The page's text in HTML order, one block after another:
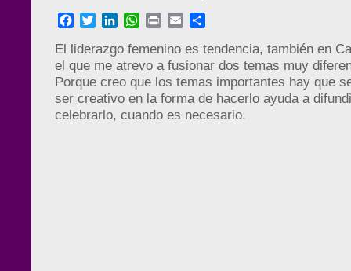
Facebook
TwitterLinkedInWhatsApp
Print Email
El liderazgo femenino es tendencia, también en
el que me atrevo a fusionar dos temas muy
Porque creo que los temas importantes hay que
ser creativo en la forma de hacerlo ayuda a
celebrarlo, cuando es necesario.